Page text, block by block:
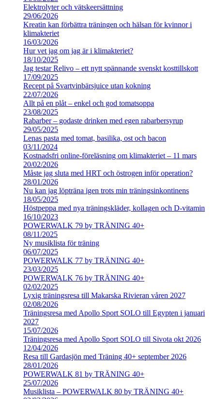
Elektrolyter och vätskeersättning
29/06/2026
Kreatin kan förbättra träningen och hälsan för kvinnor i
klimakteriet
16/03/2026
Hur vet jag om jag är i klimakteriet?
18/10/2025
Jag testar Relivo – ett nytt spännande svenskt kosttillskott
17/09/2025
Recept på Svartvinbärsjuice utan kokning
22/07/2026
Allt på en plåt – enkel och god tomatsoppa
23/08/2025
Rabarber – godaste drinken med egen rabarbersyrup
29/05/2025
Lenas pasta med tomat, basilika, ost och bacon
03/11/2024
Kostnadsfri online-föreläsning om klimakteriet – 11 mars
20/02/2026
Måste jag sluta med HRT och östrogen inför operation?
28/01/2026
Nu kan jag löpträna igen trots min träningsinkontinens
18/05/2025
Höstpeppa med nya träningskläder, kollagen och D-vitamin
16/10/2023
POWERWALK 79 by TRÄNING 40+
08/11/2025
Ny musiklista för träning
06/07/2025
POWERWALK 77 by TRÄNING 40+
23/03/2025
POWERWALK 76 by TRÄNING 40+
02/02/2025
Lyxig träningsresa till Makarska Rivieran våren 2027
02/08/2026
Träningsresa med Apollo Sport SOLO till Egypten i januari
2027
15/07/2026
Träningsresa med Apollo Sport SOLO till Sivota okt 2026
12/04/2026
Resa till Gardasjön med Träning 40+ september 2026
28/01/2026
POWERWALK 81 by TRÄNING 40+
25/07/2026
Musiklista – POWERWALK 80 by TRÄNING 40+